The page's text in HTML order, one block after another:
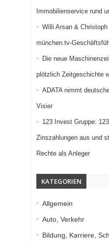
Immobilienservice rund
Willi Arsan &
münchen.tv-
Die neue
plötzlich Zeitgeschichte
ADATA nimmt
Visier
123 Invest Gruppe:
Zinszahlungen aus und
Rechte als Anleger
KATEGORIEN
Allgemein
Auto, Verkehr
Bildung, Karriere,